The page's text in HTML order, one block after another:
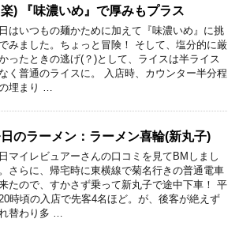
) 『味濃いめ』で厚みもプラス
はいつもの麺かために加えて『味濃いめ』に挑
みました。ちょっと冒険！ そして、塩分的に厳
ったときの逃げ(？)として、ライスは半ライス
く普通のライスに。 入店時、カウンター半分程
埋まり …
のラーメン：ラーメン喜輪(新丸子)
マイレビュアーさんの口コミを見てBMしまし
さらに、帰宅時に東横線で菊名行きの普通電車
たので、すかさず乗って新丸子で途中下車！ 平
時頃の入店で先客4名ほど。が、後客が絶えず
替わり多 …